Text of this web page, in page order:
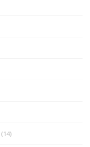
(14)